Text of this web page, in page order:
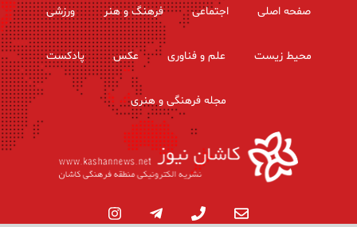
صفحه اصلی اجتماعی فرهنگ و هنر ورزشی
محیط زیست علم و فناوری عکس پادکست
مجله فرهنگی و هنری